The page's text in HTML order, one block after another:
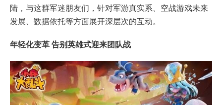
陆，与这群军迷朋友们，针对军游真实系、空战游戏未来
发展、数据依托等方面展开深层次的互动。
年轻化变革 告别英雄式迎来团队战